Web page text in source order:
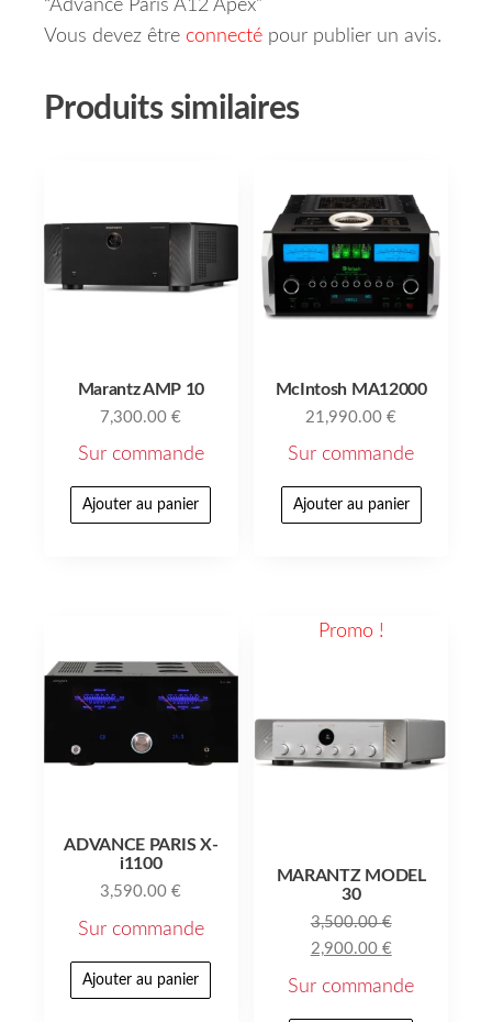
“Advance Paris A12 Apex”
Vous devez être connecté pour publier un avis.
Produits similaires
Marantz AMP 10
7,300.00€
Sur commande
Ajouter au panier
McIntosh MA12000
21,990.00€
Sur commande
Ajouter au panier
ADVANCE PARIS X-
i1100
3,590.00€
Sur commande
Ajouter au panier
Promo !
MARANTZ MODEL
30
3,500.00€
2,900.00 €
Sur commande